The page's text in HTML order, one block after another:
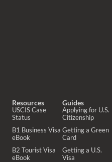
Resources
USCIS Case
Status
B1 Business Visa
eBook
B2 Tourist Visa
eBook
Guides
Applying for U.S.
Citizenship
Getting a Green
Card
Getting a U.S.
Visa